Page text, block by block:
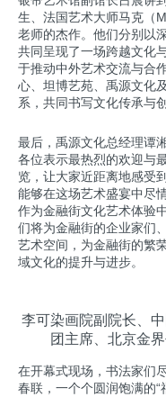
生、法国艺术大师马克（
老师的杰作。他们分别以
共同呈现了一场跨越文化
于推动中外艺术交流与合
心、坦博艺苑、禹源文化
系，共同书写文化传承与
最后，禹源文化总经理谭
各位表示最热烈的欢迎与
览，让大家近距离地感受
能够在这场艺术盛宴中尽
作为金融街文化艺术体验
们将为金融街的企业家们
艺术空间，为金融街的繁
域文化的提升与进步。
李可染画院副院长、
团主席、北京金
在开幕式现场，书法家们
春联，一个个圆润饱满的“